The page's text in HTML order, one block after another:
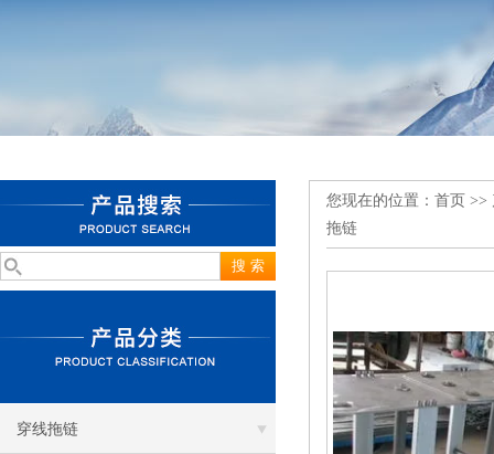
穿线拖链
您现在的位置： 首页 >>
拖链